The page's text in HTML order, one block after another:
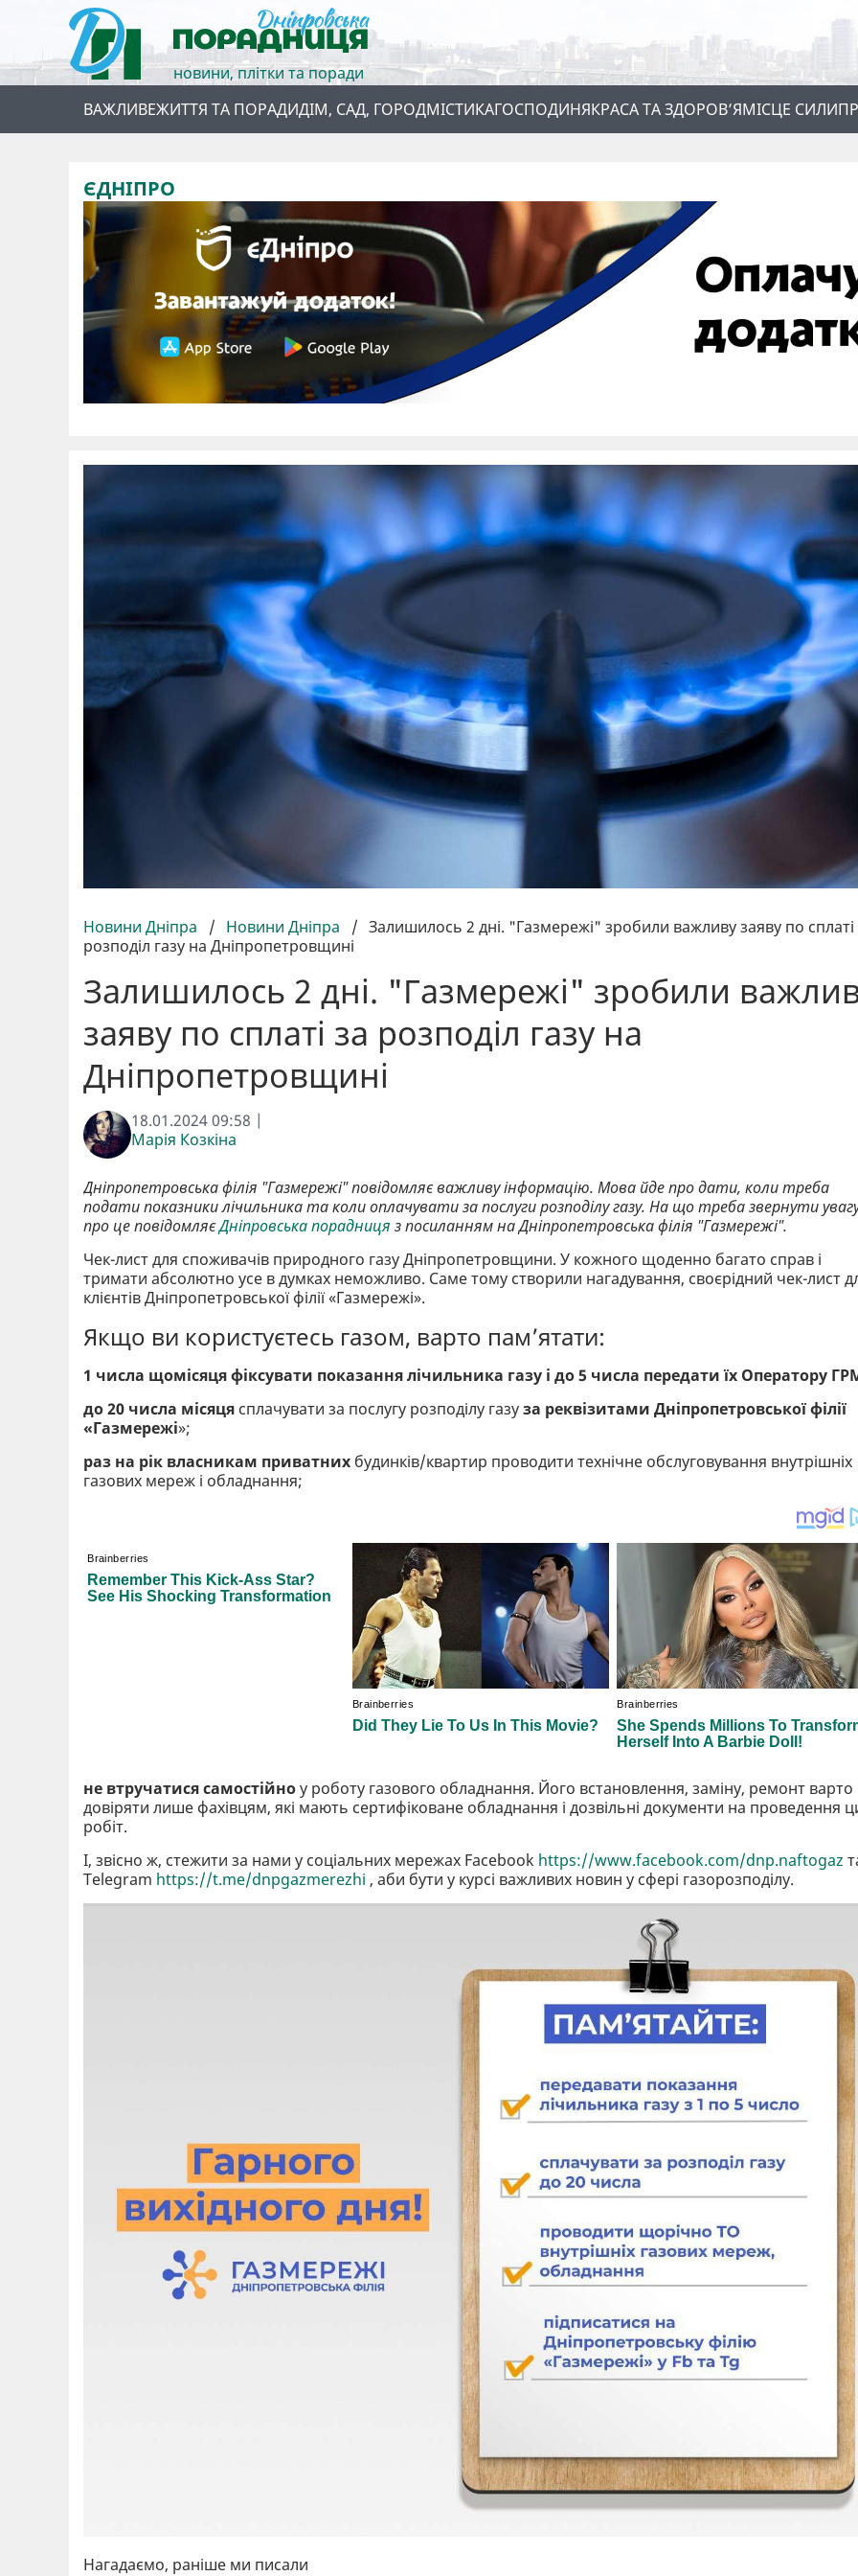
новини, плітки та поради
ВАЖЛИВЕЖИТТЯ ТА ПОРАДИДІМ, САД, ГОРОДМІСТИКАГОСПОДИНЯКРАСА ТА ЗДОРОВ’ЯМІСЦЕ СИЛИ
ЄДНІПРО
Новини Дніпра / Новини Дніпра / Залишилось 2 дні. "Газмережі" зробили важливу заяву по сплаті
розподіл газу на Дніпропетровщині
Залишилось 2 дні. "Газмережі" зробили
заяву по сплаті за розподіл газу на
Дніпропетровщині
18.01.2024 09:58 |
Марія Козкіна
Дніпропетровська філія "Газмережі" повідомляє важливу інформацію. Мова йде про дати, коли треба
подати показники лічильника та коли оплачувати за послуги розподілу газу. На що треба звернути
про це повідомляєДніпровська порадниця з посиланням на Дніпропетровська філія "Газмережі".
Чек-лист для споживачів природного газу Дніпропетровщини. У кожного щоденно багато справ і
тримати абсолютно усе в думках неможливо. Саме тому створили нагадування, своєрідний чек-лист
клієнтів Дніпропетровської філії «Газмережі».
Якщо ви користуєтесь газом, варто пам’ятати:
1 числа щомісяця фіксувати показання лічильника газу і до 5 числа передати їх Оператору
до 20 числа місяця сплачувати за послугу розподілу газуза реквізитами Дніпропетровської філії
«Газмережі»;
раз на рік власникам приватних будинків/квартир проводити технічне обслуговування внутрішніх
газових мереж і обладнання;
не втручатися самостійноу роботу газового обладнання. Його встановлення, заміну, ремонт варто
довіряти лише фахівцям, які мають сертифіковане обладнання і дозвільні документи на проведення
робіт.
І, звісно ж, стежити за нами у соціальних мережах Facebook https://www.facebook.com/dnp.naftogaz
Telegram https://t.me/dnpgazmerezhi , аби бути у курсі важливих новин у сфері газорозподілу.
Нагадаємо, раніше ми писали